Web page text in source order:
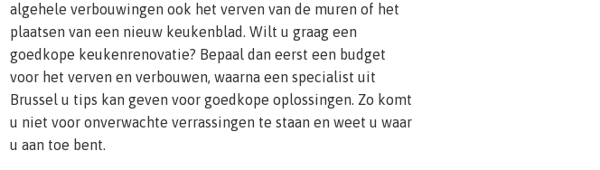
algehele verbouwingen ook het verven van de muren of het
plaatsen van een nieuw keukenblad. Wilt u graag een
goedkope keukenrenovatie? Bepaal dan eerst een budget
voor het verven en verbouwen, waarna een specialist uit
Brussel u tips kan geven voor goedkope oplossingen. Zo komt
u niet voor onverwachte verrassingen te staan en weet u waar
u aan toe bent.